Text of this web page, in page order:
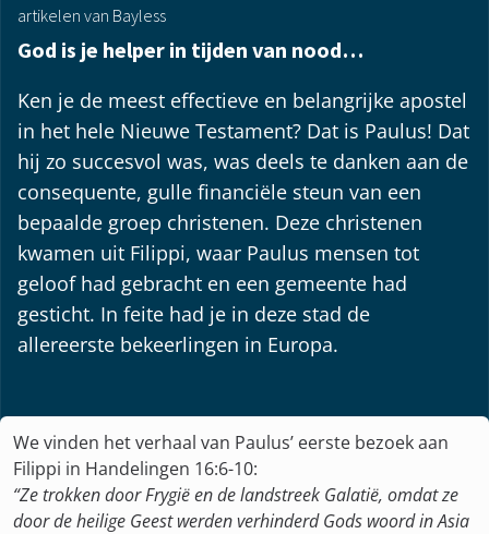
artikelen van Bayless
God is je helper in tijden van nood…
Ken je de meest effectieve en belangrijke apostel
in het hele Nieuwe Testament? Dat is Paulus! Dat
hij zo succesvol was, was deels te danken aan de
consequente, gulle financiële steun van een
bepaalde groep christenen. Deze christenen
kwamen uit Filippi, waar Paulus mensen tot
geloof had gebracht en een gemeente had
gesticht. In feite had je in deze stad de
allereerste bekeerlingen in Europa.
We vinden het verhaal van Paulus’ eerste bezoek aan
Filippi in Handelingen 16:6-10:
“Ze trokken door Frygië en de landstreek Galatië, omdat ze
door de heilige Geest werden verhinderd Gods woord in Asia